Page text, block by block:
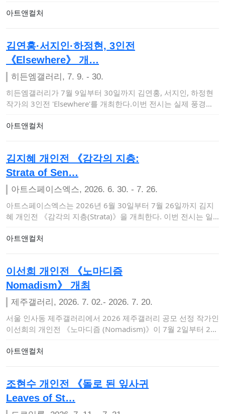
아트앤컬처
김연홍·서지인·하정현, 3인전
《Elsewhere》 개…
히든엠갤러리, 7. 9. - 30.
히든엠갤러리가 7월 9일부터 30일까지 김연홍, 서지인, 하정현
작가의 3인전 'Elsewhere'를 개최한다.이번 전시는 실제 풍경의
아트앤컬처
김지혜 개인전 《감각의 지층:
Strata of Sen…
아트스페이스엑스, 2026. 6. 30. - 7. 26.
아트스페이스엑스는 2026년 6월 30일부터 7월 26일까지 김지
혜 개인전 《감각의 지층(Strata)》을 개최한다. 이번 전시는 일
아트앤컬처
이선희 개인전 《노마디즘
Nomadism》 개최
제주갤러리, 2026. 7. 02.- 2026. 7. 20.
서울 인사동 제주갤러리에서 2026 제주갤러리 공모 선정 작가인
이선희의 개인전 《노마디즘 (Nomadism)》이 7월 2일부터 20
아트앤컬처
조현수 개인전 《돌로 된 잎사귀
Leaves of St…